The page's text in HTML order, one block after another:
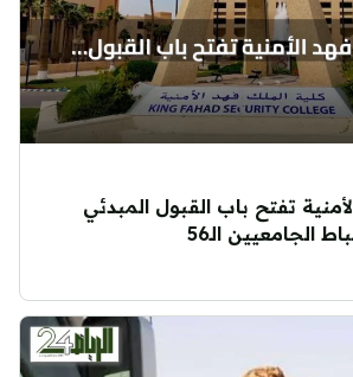
تفتح باب القبول المبدئي
الجامعيين الـ56